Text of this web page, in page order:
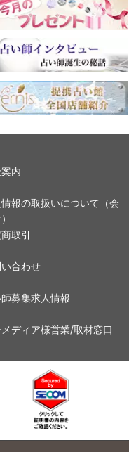
案内
情報の取扱いについて（会
商取引
い合わせ
師募集求人情報
メディア様営業/取材窓口